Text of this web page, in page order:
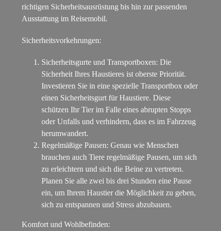
richtigen Sicherheitsausrüstung bis hin zur passenden
Ausstattung im Reisemobil.
Sicherheitsvorkehrungen:
Sicherheitsgurte und Transportboxen: Die
Sicherheit Ihres Haustieres ist oberste Priorität.
Investieren Sie in eine spezielle Transportbox oder
einen Sicherheitsgurt für Haustiere. Diese
schützen Ihr Tier im Falle eines abrupten Stopps
oder Unfalls und verhindern, dass es im Fahrzeug
herumwandert.
Regelmäßige Pausen: Genau wie Menschen
brauchen auch Tiere regelmäßige Pausen, um sich
zu erleichtern und sich die Beine zu vertreten.
Planen Sie alle zwei bis drei Stunden eine Pause
ein, um Ihrem Haustier die Möglichkeit zu geben,
sich zu entspannen und Stress abzubauen.
Komfort und Wohlbefinden: